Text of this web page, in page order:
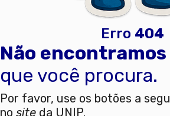
Erro 404
Não encontramos
que você procura.
Por favor, use os botões a
no site da UNIP.